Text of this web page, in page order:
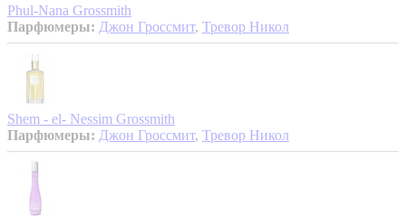
Phul-Nana Grossmith
Парфюмеры: Джон Гроссмит, Тревор Никол
Shem - el- Nessim Grossmith
Парфюмеры: Джон Гроссмит, Тревор Никол